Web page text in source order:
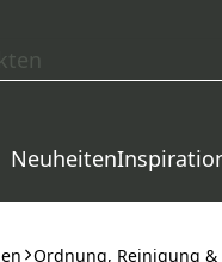
Neuheiten
Ordnung, Reinigung &